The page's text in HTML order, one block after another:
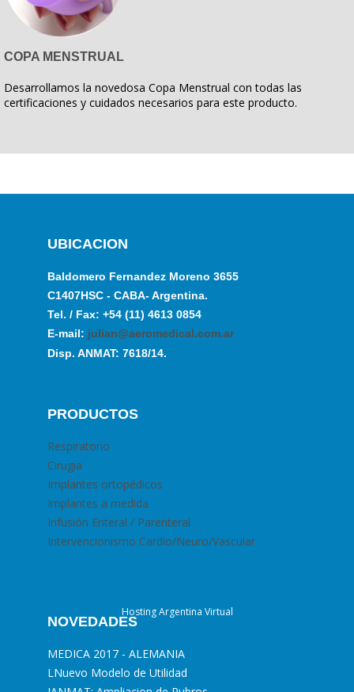
COPA MENSTRUAL
Desarrollamos la novedosa Copa Menstrual con todas las
certificaciones y cuidados necesarios para este producto.
UBICACION
Baldomero Fernandez Moreno 3655
C1407HSC - CABA- Argentina.
Tel. / Fax: +54 (11) 4613 0854
E-mail: julian@aeromedical.com.ar
Disp. ANMAT: 7618/14.
PRODUCTOS
Respiratorio
Cirugia
Implantes ortopédicos
Implantes a medida
Infusión Enteral / Parenteral
Intervencionismo Cardio/Neuro/Vascular
NOVEDADES
MEDICA 2017 - ALEMANIA
LNuevo Modelo de Utilidad
Hosting Argentina Virtual